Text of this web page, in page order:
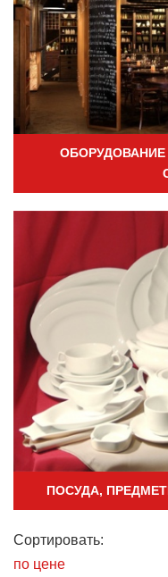
ПОСУДА,
Сортировать:
по цене